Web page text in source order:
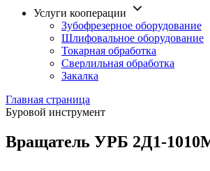
Услуги кооперации
Зубофрезерное оборудование
Шлифовальное оборудование
Токарная обработка
Cверлильная обработка
Закалка
Главная страница
Буровой инструмент
Вращатель УРБ 2Д1-